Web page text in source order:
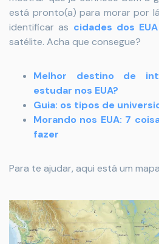
está pronto(a) para morar por
identificar as cidades dos EUA
satélite. Acha que consegue?
Melhor destino de
estudar nos EUA?
Guia: os tipos de
Morando nos EUA: 7
fazer
Para te ajudar, aqui está um